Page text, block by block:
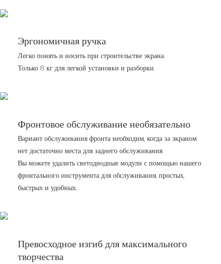
Эргономичная ручка
Легко понять и носить при строительстве экрана.
Только 8 кг для легкой установки и разборки.
Фронтовое обслуживание необязательно
Вариант обслуживания фронта необходим, когда за экраном
нет достаточно места для заднего обслуживания.
Вы можете удалить светодиодные модули с помощью нашего
фронтального инструмента для обслуживания, простых,
быстрых и удобных.
Превосходное изгиб для максимального
творчества